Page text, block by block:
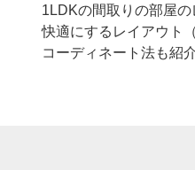
1LDKの間取りの部屋
快適にするレイアウト
コーディネート法も紹